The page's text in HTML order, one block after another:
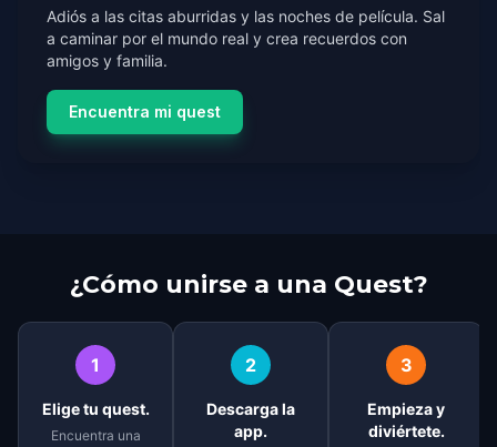
Adiós a las citas aburridas y las noches de película. Sal
a caminar por el mundo real y crea recuerdos con
amigos y familia.
Encuentra mi quest
¿Cómo unirse a una Quest?
1
Elige tu quest.
Encuentra una
2
Descarga la
app.
3
Empieza y
diviértete.